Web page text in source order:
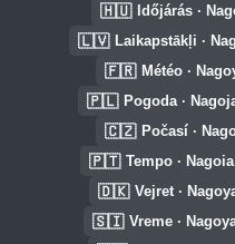
🇭🇺 Időjárás ·
🇱🇻 Laikapstākļi ·
🇫🇷 Météo ·
🇵🇱 Pogoda ·
🇨🇿 Počasí ·
🇵🇹 Tempo · Nagoia
🇩🇰 Vejret ·
🇸🇮 Vreme ·